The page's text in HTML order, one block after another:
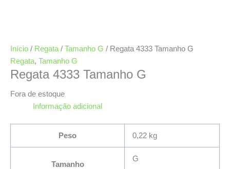
Início / Regata / Tamanho G / Regata 4333 Tamanho G
Regata, Tamanho G
Regata 4333 Tamanho G
Fora de estoque
Informação adicional
Peso 0,22 kg
Tamanho
G